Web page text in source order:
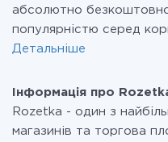
абсолютно
популярністю серед
Детальніше
Інформація про
Rozetka - один з
магазинів та торгова